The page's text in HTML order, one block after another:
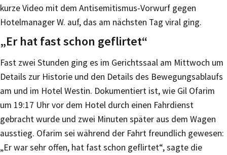
kurze Video mit dem Antisemitismus-Vorwurf gegen
Hotelmanager W. auf, das am nächsten Tag viral ging.
„Er hat fast schon geflirtet“
Fast zwei Stunden ging es im Gerichtssaal am Mittwoch um
Details zur Historie und den Details des Bewegungsablaufs
am und im Hotel Westin. Dokumentiert ist, wie Gil Ofarim
um 19:17 Uhr vor dem Hotel durch einen Fahrdienst
gebracht wurde und zwei Minuten später aus dem Wagen
ausstieg. Ofarim sei während der Fahrt freundlich gewesen:
„Er war sehr offen, hat fast schon geflirtet“, sagte die